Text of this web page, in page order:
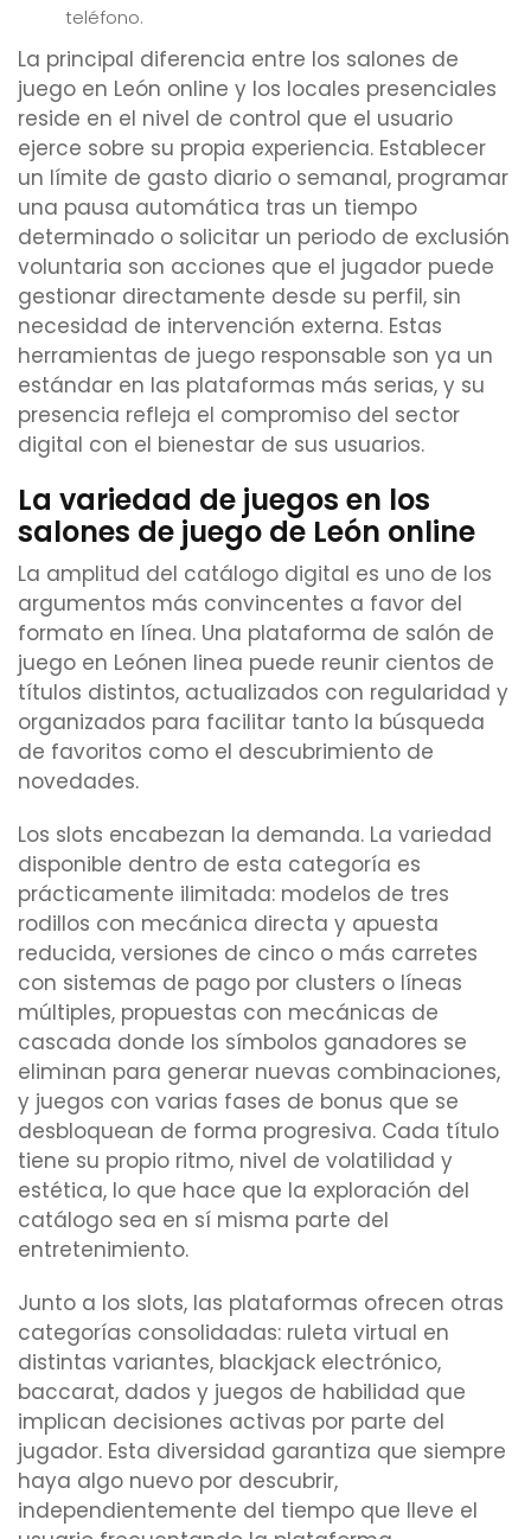
teléfono.
La principal diferencia entre los salones de
juego en León online y los locales presenciales
reside en el nivel de control que el usuario
ejerce sobre su propia experiencia. Establecer
un límite de gasto diario o semanal, programar
una pausa automática tras un tiempo
determinado o solicitar un periodo de exclusión
voluntaria son acciones que el jugador puede
gestionar directamente desde su perfil, sin
necesidad de intervención externa. Estas
herramientas de juego responsable son ya un
estándar en las plataformas más serias, y su
presencia refleja el compromiso del sector
digital con el bienestar de sus usuarios.
La variedad de juegos en los
salones de juego de León online
La amplitud del catálogo digital es uno de los
argumentos más convincentes a favor del
formato en línea. Una plataforma de salón de
juego en Leónen linea puede reunir cientos de
títulos distintos, actualizados con regularidad y
organizados para facilitar tanto la búsqueda
de favoritos como el descubrimiento de
novedades.
Los slots encabezan la demanda. La variedad
disponible dentro de esta categoría es
prácticamente ilimitada: modelos de tres
rodillos con mecánica directa y apuesta
reducida, versiones de cinco o más carretes
con sistemas de pago por clusters o líneas
múltiples, propuestas con mecánicas de
cascada donde los símbolos ganadores se
eliminan para generar nuevas combinaciones,
y juegos con varias fases de bonus que se
desbloquean de forma progresiva. Cada título
tiene su propio ritmo, nivel de volatilidad y
estética, lo que hace que la exploración del
catálogo sea en sí misma parte del
entretenimiento.
Junto a los slots, las plataformas ofrecen otras
categorías consolidadas: ruleta virtual en
distintas variantes, blackjack electrónico,
baccarat, dados y juegos de habilidad que
implican decisiones activas por parte del
jugador. Esta diversidad garantiza que siempre
haya algo nuevo por descubrir,
independientemente del tiempo que lleve el